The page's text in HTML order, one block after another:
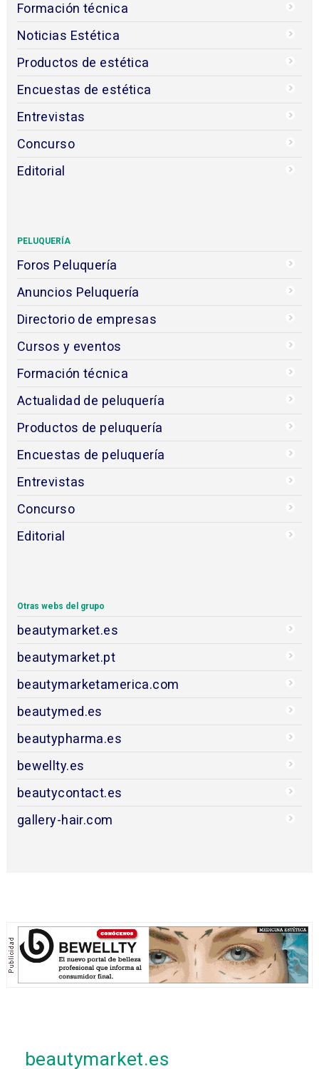
Formación técnica
Noticias Estética
Productos de estética
Encuestas de estética
Entrevistas
Concurso
Editorial
PELUQUERÍA
Foros Peluquería
Anuncios Peluquería
Directorio de empresas
Cursos y eventos
Formación técnica
Actualidad de peluquería
Productos de peluquería
Encuestas de peluquería
Entrevistas
Concurso
Editorial
Otras webs del grupo
beautymarket.es
beautymarket.pt
beautymarketamerica.com
beautymed.es
beautypharma.es
bewellty.es
beautycontact.es
gallery-hair.com
beautymarket.es